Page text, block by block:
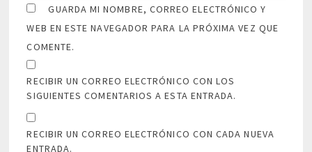
GUARDA MI NOMBRE, CORREO ELECTRÓNICO Y
WEB EN ESTE NAVEGADOR PARA LA PRÓXIMA VEZ QUE
COMENTE.
RECIBIR UN CORREO ELECTRÓNICO CON LOS
SIGUIENTES COMENTARIOS A ESTA ENTRADA.
RECIBIR UN CORREO ELECTRÓNICO CON CADA NUEVA
ENTRADA.